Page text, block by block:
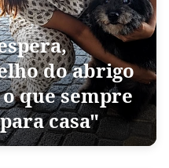
do abrigo
que sempre
casa"